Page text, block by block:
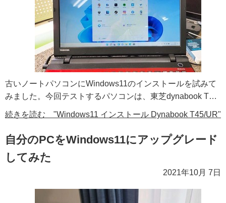
古いノートパソコンにWindows11のインストールを試みて
みました。今回テストするパソコンは、東芝dynabook T…
続きを読む "Windows11 インストール Dynabook T45/UR"
自分のPCをWindows11にアップグレード
してみた
2021年10月 7日